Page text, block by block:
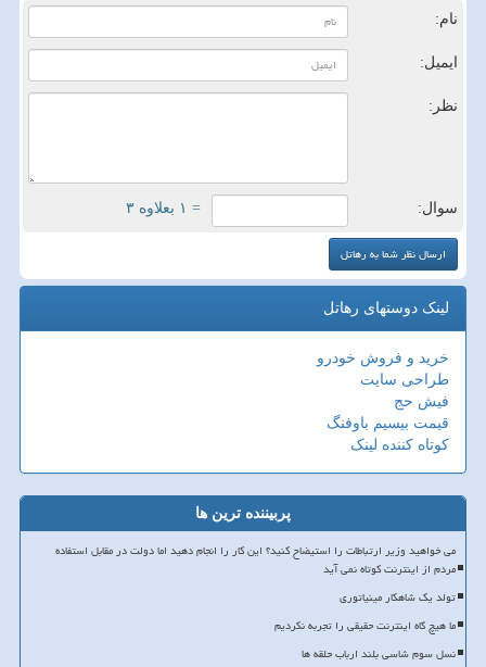
نام:
ایمیل:
نظر:
سوال: = ۱ بعلاوه ۳
لینک دوستهای رهاتل
خرید و فروش خودرو
طراحی سایت
فیش حج
قیمت بیسیم باوفنگ
کوتاه کننده لینک
پربیننده ترین ها
می خواهید وزیر ارتباطات را استیضاح کنید؟ این کار را انجام دهید اما دولت در مقابل استفاده
مردم از اینترنت کوتاه نمی آید
تولد یک شاهکار مینیاتوری
ما هیچ گاه اینترنت حقیقی را تجربه نکردیم
نسل سوم شاسی بلند ارباب حلقه ها